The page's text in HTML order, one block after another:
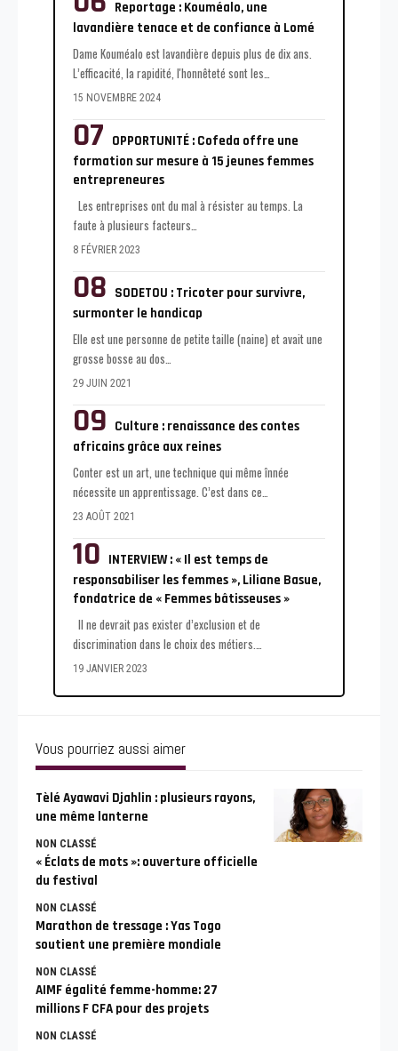
Reportage : Kouméalo, une
lavandière tenace et de confiance à Lomé
Dame Kouméalo est lavandière depuis plus de dix ans.
L’efficacité, la rapidité, l'honnêteté sont les…
15 NOVEMBRE 2024
OPPORTUNITÉ : Cofeda offre une
formation sur mesure à 15 jeunes femmes
entrepreneures
Les entreprises ont du mal à résister au temps. La
faute à plusieurs facteurs…
8 FÉVRIER 2023
SODETOU : Tricoter pour survivre,
surmonter le handicap
Elle est une personne de petite taille (naine) et avait une
grosse bosse au dos…
29 JUIN 2021
Culture : renaissance des contes
africains grâce aux reines
Conter est un art, une technique qui même înnée
nécessite un apprentissage. C’est dans ce…
23 AOÛT 2021
INTERVIEW : « Il est temps de
responsabiliser les femmes », Liliane Basue,
fondatrice de « Femmes bâtisseuses »
Il ne devrait pas exister d’exclusion et de
discrimination dans le choix des métiers.…
19 JANVIER 2023
Vous pourriez aussi aimer
Tèlé Ayawavi Djahlin : plusieurs rayons,
une même lanterne
NON CLASSÉ
« Éclats de mots »: ouverture officielle
du festival
NON CLASSÉ
Marathon de tressage : Yas Togo
soutient une première mondiale
NON CLASSÉ
AIMF égalité femme-homme: 27
millions F CFA pour des projets
NON CLASSÉ